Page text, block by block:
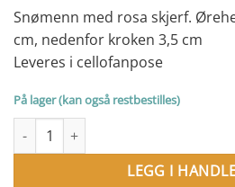
Snømenn med rosa skjerf.
cm, nedenfor kroken 3,5 cm
Leveres i cellofanpose
På lager (kan også restbestilles)
Snømenn med rosaskjerf, øreheng
LEGG I